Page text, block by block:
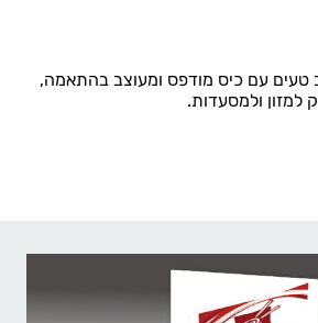
טעים עם כיס מודפס ומעוצב בהתאמה,
למזון ולמסעדות.